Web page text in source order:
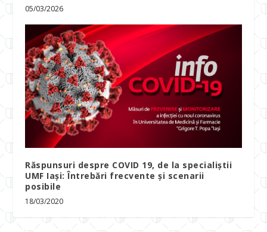
05/03/2026
Răspunsuri despre COVID 19, de la specialiștii
UMF Iași: Întrebări frecvente și scenarii
posibile
18/03/2020